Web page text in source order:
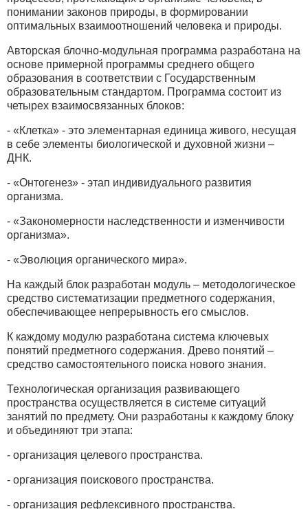
понимании законов природы, в формировании
оптимальных взаимоотношений человека и природы.
Авторская блочно-модульная программа разработана на
основе примерной программы среднего общего
образования в соответствии с Государственным
образовательным стандартом. Программа состоит из
четырех взаимосвязанных блоков:
- «Клетка» - это элементарная единица живого, несущая
в себе элементы биологической и духовной жизни –
ДНК.
- «Онтогенез» - этап индивидуального развития
организма.
- «Закономерности наследственности и изменчивости
организма».
- «Эволюция органического мира».
На каждый блок разработан модуль – методологическое
средство систематизации предметного содержания,
обеспечивающее непрерывность его смыслов.
К каждому модулю разработана система ключевых
понятий предметного содержания. Древо понятий –
средство самостоятельного поиска нового знания.
Технологическая организация развивающего
пространства осуществляется в системе ситуаций
занятий по предмету. Они разработаны к каждому блоку
и объединяют три этапа:
- организация целевого пространства.
- организация поискового пространства.
- организация рефлексивного пространства.